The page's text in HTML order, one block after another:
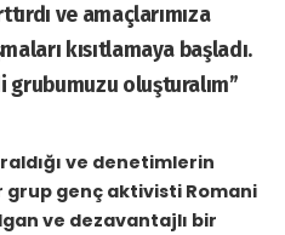
ve amaçlarımıza
kısıtlamaya başladı.
grubumuzu oluşturalım”
ve denetimlerin
grup genç aktivisti Romani
ve dezavantajlı bir